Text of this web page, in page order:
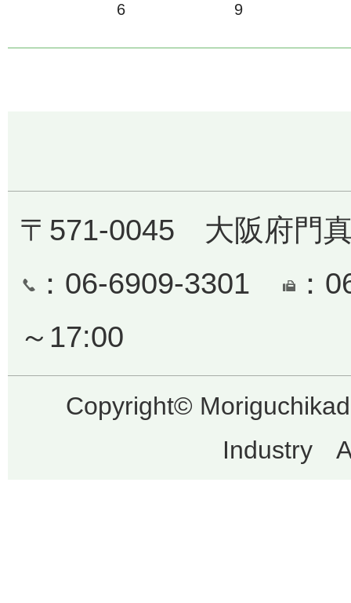
6 9
〒571-0045 大阪府門
：06-6909-3301
：
～17:00
Copyright©
Industry